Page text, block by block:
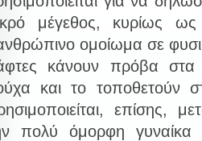
μέγεθος, κυρίως ως
ομοίωμα σε
κάνουν πρόβα
και το τοποθετούν
επίσης,
πολύ όμορφη γυναίκα